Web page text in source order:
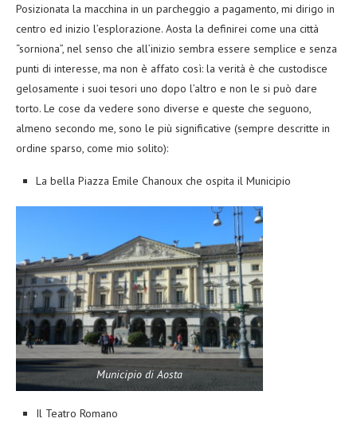
Posizionata la macchina in un parcheggio a pagamento, mi dirigo in
centro ed inizio l’esplorazione. Aosta la definirei come una città
“sorniona”, nel senso che all’inizio sembra essere semplice e senza
punti di interesse, ma non è affato così: la verità è che custodisce
gelosamente i suoi tesori uno dopo l’altro e non le si può dare
torto. Le cose da vedere sono diverse e queste che seguono,
almeno secondo me, sono le più significative (sempre descritte in
ordine sparso, come mio solito):
La bella Piazza Emile Chanoux che ospita il Municipio
Municipio di Aosta
Il Teatro Romano